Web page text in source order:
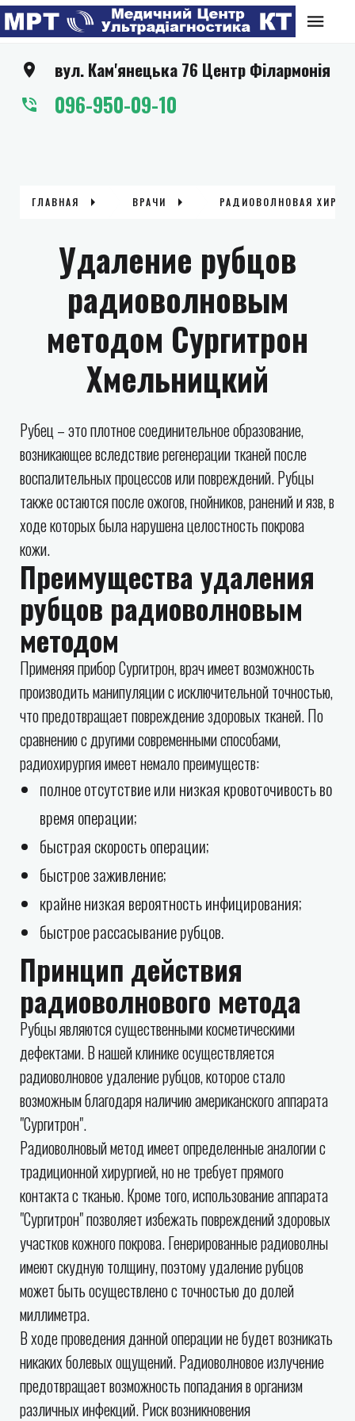
вул. Кам'янецька 76 Центр Філармонія
096-950-09-10
ГЛАВНАЯ ВРАЧИ РАДИОВОЛНОВАЯ
Удаление рубцов
радиоволновым
методом Сургитрон
Хмельницкий
Рубец – это плотное соединительное образование,
возникающее вследствие регенерации тканей после
воспалительных процессов или повреждений. Рубцы
также остаются после ожогов, гнойников, ранений и язв, в
ходе которых была нарушена целостность покрова
кожи.
Преимущества удаления
рубцов радиоволновым
методом
Применяя прибор Сургитрон, врач имеет возможность
производить манипуляции с исключительной точностью,
что предотвращает повреждение здоровых тканей. По
сравнению с другими современными способами,
радиохирургия имеет немало преимуществ:
полное отсутствие или низкая кровоточивость во
время операции;
быстрая скорость операции;
быстрое заживление;
крайне низкая вероятность инфицирования;
быстрое рассасывание рубцов.
Принцип действия
радиоволнового метода
Рубцы являются существенными косметическими
дефектами. В нашей клинике осуществляется
радиоволновое удаление рубцов, которое стало
возможным благодаря наличию американского аппарата
"Сургитрон".
Радиоволновый метод имеет определенные аналогии с
традиционной хирургией, но не требует прямого
контакта с тканью. Кроме того, использование аппарата
"Сургитрон" позволяет избежать повреждений здоровых
участков кожного покрова. Генерированные радиоволны
имеют скудную толщину, поэтому удаление рубцов
может быть осуществлено с точностью до долей
миллиметра.
В ходе проведения данной операции не будет возникать
никаких болевых ощущений. Радиоволновое излучение
предотвращает возможность попадания в организм
различных инфекций. Риск возникновения